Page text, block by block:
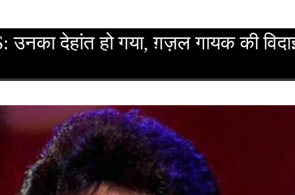
देहांत हो गया, ग़ज़ल गायक की